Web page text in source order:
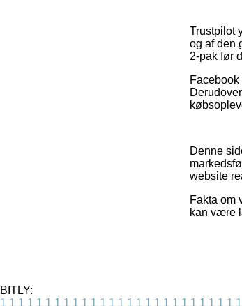
Trustpilot
og af den
2-pak før
Denne
website
Fakta om
kan være
BITLY:
1 1 1 1 1 1 1 1 1 1 1 1 1 1 1 1 1 1 1 1 1 1 1 1 1 1 1